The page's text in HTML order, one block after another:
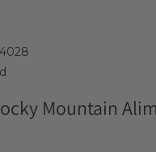
Mountain